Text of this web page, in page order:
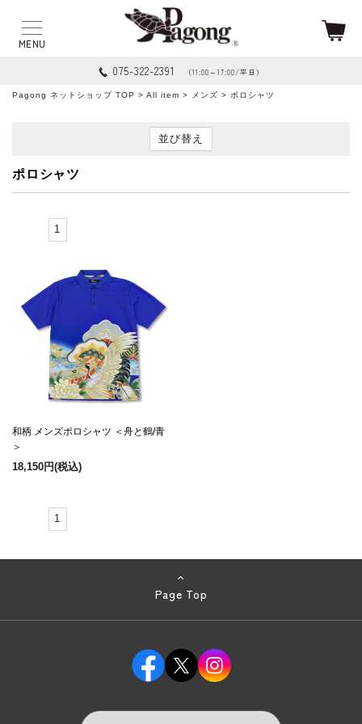
075-322-2391 （11:00～17:00/平日）
Pagong ネットショップ TOP > All item > メンズ > ポロシャツ
並び替え
ポロシャツ
1
和柄 メンズポロシャツ ＜舟と鶴/青
＞
18,150円(税込)
1
Page Top